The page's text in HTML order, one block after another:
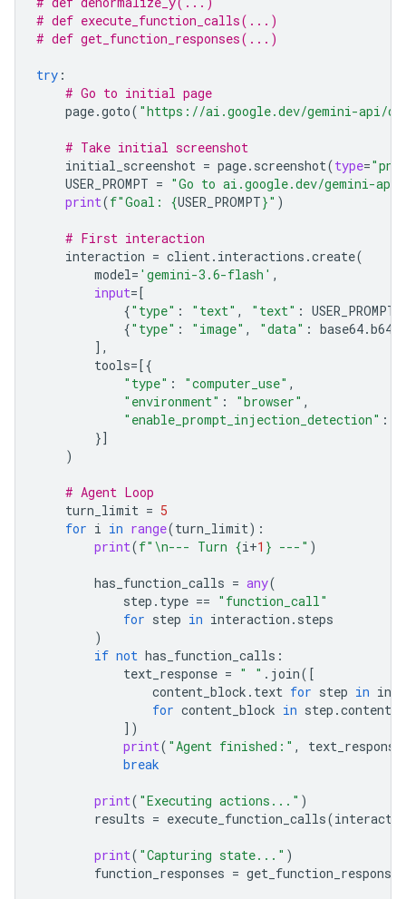
# def execute_function_calls(...)
# def get_function_responses(...)
try :
# Go to initial page
page.goto( "https://ai.google.dev/gemini-api/
# Take initial screenshot
initial_screenshot = page. screenshot(type=
USER_PROMPT = "Go to ai.google.dev/gemini-
print(f"Goal: {USER_PROMPT}" )
# First interaction
interaction = client. interactions .create(
model= 'gemini-3.6-flash' ,
input=[
{"type" : "text" , "text" : USER_PROMPT
{"type" : "image" , "data" : base64.
],
tools=[{
"type" : "computer_use" ,
"environment" : "browser" ,
"enable_prompt_injection_detection" :
}]
)
# Agent Loop
turn_limit = 5
for i in range(turn_limit):
print(f" \n--- Turn {i+1 } ---" )
has_function_calls = any(
step . type == "function_call"
for step in interaction . steps
)
if not has_function_calls :
text_response = " " . join([
content_block . text for step in
for content_block in step .content
])
print( "Agent finished:" , text_response
break
print( "Executing actions..." )
results = execute_function_calls(
print( "Capturing state..." )
function_responses = get_function_responses